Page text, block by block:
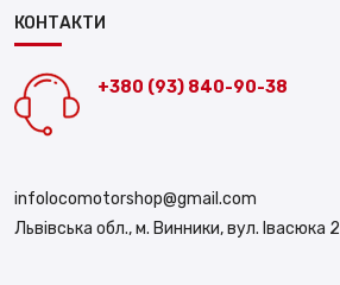
КОНТАКТИ
+380 (93) 840-90-38
infolocomotorshop@gmail.com
Львівська обл., м. Винники, вул. Івасюка 2